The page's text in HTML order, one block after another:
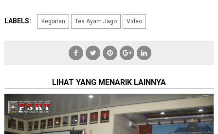
LABELS: Kegiatan Tes Ayam Jago Video
LIHAT YANG MENARIK LAINNYA